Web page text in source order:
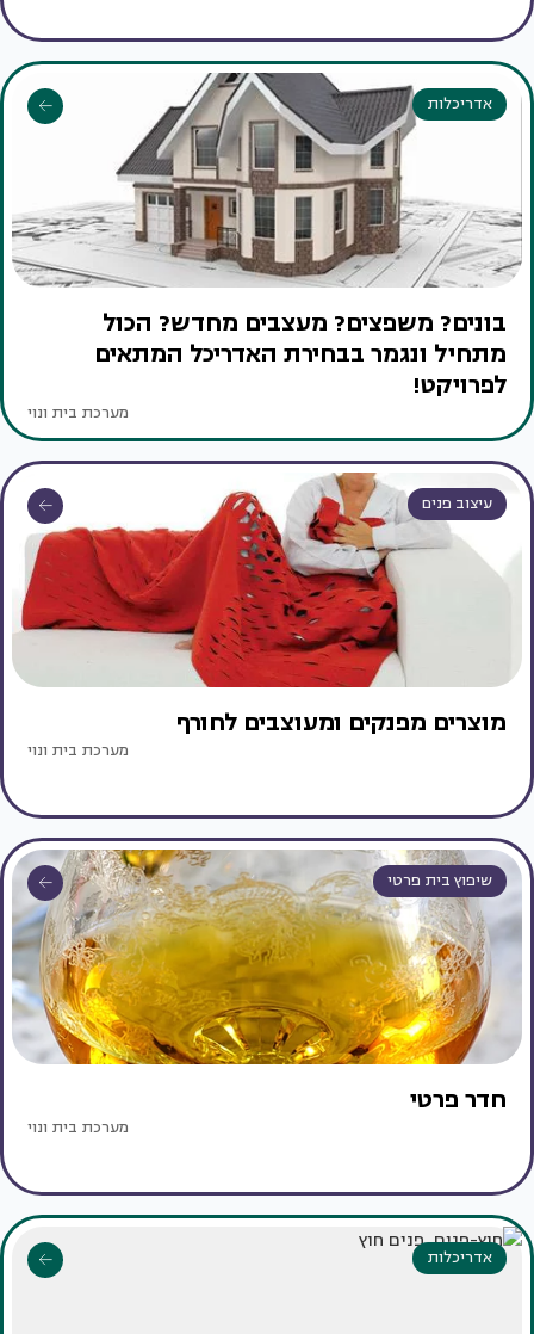
אדריכלות
בונים? משפצים? מעצבים מחדש? הכול
מתחיל ונגמר בבחירת האדריכל המתאים
לפרויקט!
מערכת בית ונוי
עיצוב פנים
מוצרים מפנקים ומעוצבים לחורף
מערכת בית ונוי
שיפוץ בית פרטי
חדר פרטי
מערכת בית ונוי
אדריכלות